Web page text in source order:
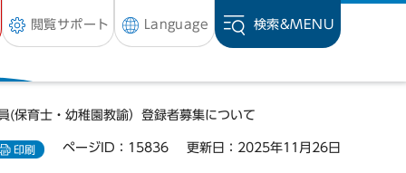
閲覧サポート Language 検索&MENU
(保育士・幼稚園教諭）登録者募集について
印刷 ページID：15836 更新日：2025年11月26日